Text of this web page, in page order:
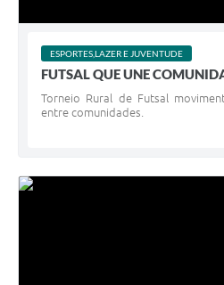
ESPORTES,LAZER E JUVENTUDE
FUTSAL QUE UNE
Torneio Rural de Futsal
entre comunidades.